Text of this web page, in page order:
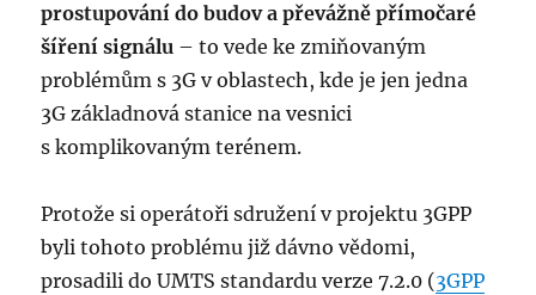
prostupování do budov a převážně přímočaré
šíření signálu – to vede ke zmiňovaným
problémům s 3G v oblastech, kde je jen jedna
3G základnová stanice na vesnici
s komplikovaným terénem.
Protože si operátoři sdružení v projektu 3GPP
byli tohoto problému již dávno vědomi,
prosadili do UMTS standardu verze 7.2.0 (3GPP